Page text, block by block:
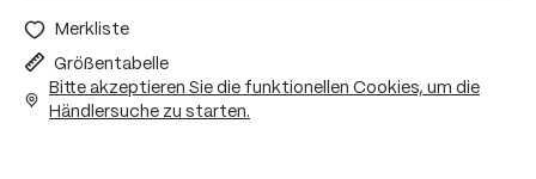
Merkliste
Größentabelle
Bitte akzeptieren Sie die funktionellen Cookies, um die
Händlersuche zu starten.